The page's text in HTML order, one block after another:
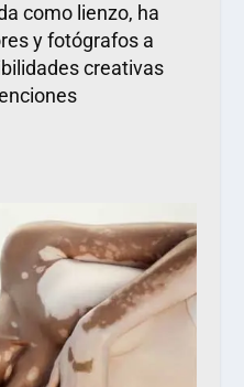
como lienzo, ha
y fotógrafos a
creativas